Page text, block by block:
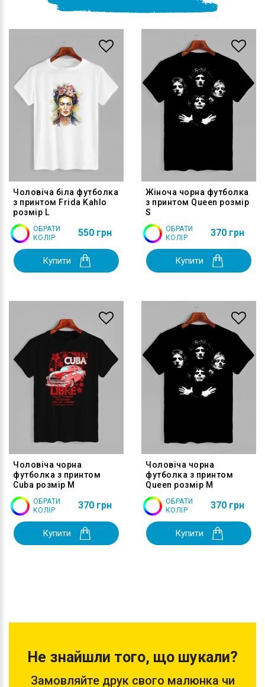
Чоловіча біла футболка
з принтом Frida Kahlo
розмір L
ОБРАТИ
КОЛІР
550 грн
Купити
Жіноча чорна футболка
з принтом Queen розмір
S
ОБРАТИ
КОЛІР
370 грн
Купити
Чоловіча чорна
футболка з принтом
Cuba розмір M
ОБРАТИ
КОЛІР
370 грн
Купити
Чоловіча чорна
футболка з принтом
Queen розмір M
ОБРАТИ
КОЛІР
370 грн
Купити
Не знайшли того, що шукали?
Замовляйте друк свого малюнка чи